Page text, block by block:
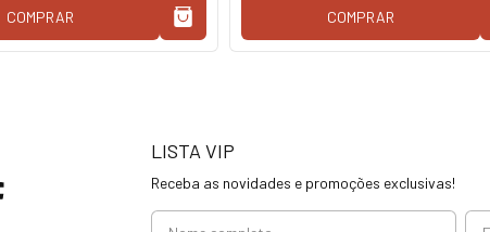
COMPRAR COMPRAR
LISTA VIP
Receba as novidades e promoções exclusivas!